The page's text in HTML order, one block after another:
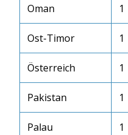
Oman 1
Ost-Timor 1
Österreich 1
Pakistan 1
Palau 1